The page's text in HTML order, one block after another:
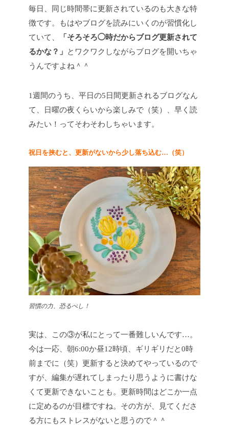
毎日、同じ時間帯に更新されているのも大きな特
徴です。もはやブログを読みにいくのが習慣化し
ていて、
「そろそろ◯時だからブログ更新されて
るかな？」
とワクワクしながらブログを開いちゃ
うんですよね＾＾
1週間のうち、平日の5日間更新されるブログなん
て、日曜の夜くらいから楽しみで（笑）、早く読
みたい！ってそわそわしちゃいます。
祝日を挟むと、更新がないから少し落ち込む…（笑）
習慣の力、恐るべし！
実は、この③が私にとって一番難しいんです…。
今は一応、朝6:00か昼12時頃、ギリギリだと0時
前までに（笑）更新すると決めてやっているので
すが、編集が遅れてしまったり思うように書けな
くて更新できないことも。更新時間はどこか一点
に定めるのが目標ですね。その方が、見てくださ
る方にもストレスがないと思うので＾＾